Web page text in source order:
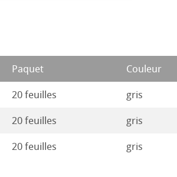
Paquet Couleur
20 feuilles gris
20 feuilles gris
20 feuilles gris